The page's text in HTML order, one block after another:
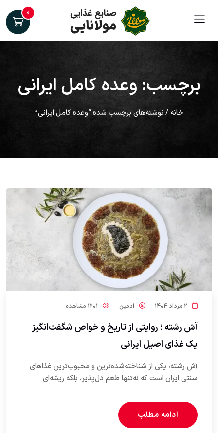
۰
برچسب: وعده کامل ایرانی
خانه / نوشته‌های برچسب شده “وعده کامل ایرانی”
۲ مرداد ۱۴۰۴ ادمین ۱۲۰۱ مشاهده
آش رشته ؛ روایتی از تاریخ و خواص شگفت‌انگیز
یک غذای اصیل ایرانی
آش رشته، یکی از شناخته‌شده‌ترین و محبوب‌ترین غذاهای
سنتی ایران است که نه‌تنها طعم دل‌پذیر، بلکه ریشه‌ای
ادامه مطلب